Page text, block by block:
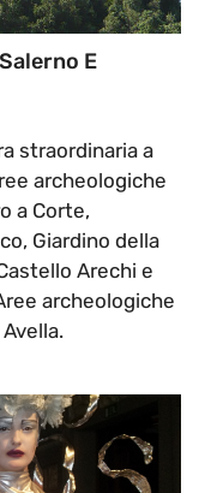
E
straordinaria a
archeologiche
a Corte,
Giardino della
Arechi e
archeologiche